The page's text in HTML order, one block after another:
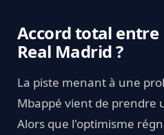
Accord total entre
Real Madrid ?
La piste menant à une
Mbappé vient de prendre
Alors que l'optimisme